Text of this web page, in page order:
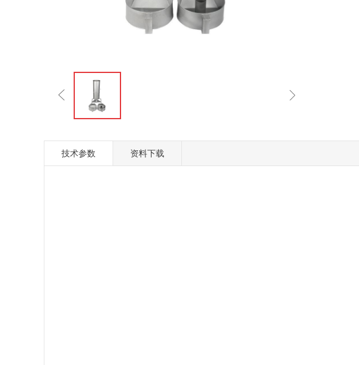
技术参数 资料下载